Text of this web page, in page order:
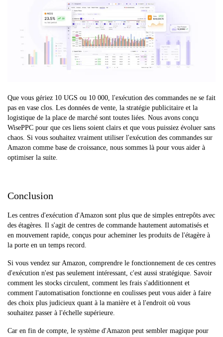
Que vous gériez 10 UGS ou 10 000, l'exécution des commandes ne se fait
pas en vase clos. Les données de vente, la stratégie publicitaire et la
logistique de la place de marché sont toutes liées. Nous avons conçu
WisePPC pour que ces liens soient clairs et que vous puissiez évoluer sans
chaos. Si vous souhaitez vraiment utiliser l'exécution des commandes sur
Amazon comme base de croissance, nous sommes là pour vous aider à
optimiser la suite.
Conclusion
Les centres d'exécution d'Amazon sont plus que de simples entrepôts avec
des étagères. Il s'agit de centres de commande hautement automatisés et
en mouvement rapide, conçus pour acheminer les produits de l'étagère à
la porte en un temps record.
Si vous vendez sur Amazon, comprendre le fonctionnement de ces centres
d'exécution n'est pas seulement intéressant, c'est aussi stratégique. Savoir
comment les stocks circulent, comment les frais s'additionnent et
comment l'automatisation fonctionne en coulisses peut vous aider à faire
des choix plus judicieux quant à la manière et à l'endroit où vous
souhaitez passer à l'échelle supérieure.
Car en fin de compte, le système d'Amazon peut sembler magique pour